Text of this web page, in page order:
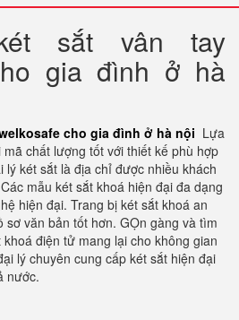
sắt vân tay
gia đình ở hà
cho gia đình ở hà nội Lựa
chất lượng tốt với thiết kế phù hợp
lý két sắt là địa chỉ được nhiều khách
mẫu két sắt khoá hiện đại đa dạng
hiện đại. Trang bị két sắt khoá an
văn bản tốt hơn. GỌn gàng và tìm
điện tử mang lại cho không gian
lý chuyên cung cấp két sắt hiện đại
nước.